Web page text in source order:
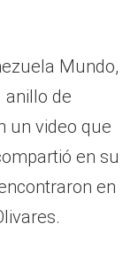
Mundo,
anillo de
un video que
en su
en